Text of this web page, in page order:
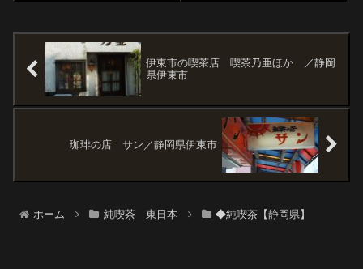
は、若い人がむかしの昭和喫茶
を活かしたカフ...
魅力を感じてしまった。この切
る。大声を出...
伊東市の喫茶店 喫茶乃亜ほか ／静岡
県伊東市
珈琲の店 サン／静岡県伊東市
ホーム 純喫茶 東日本 ◆純喫茶【静岡県】